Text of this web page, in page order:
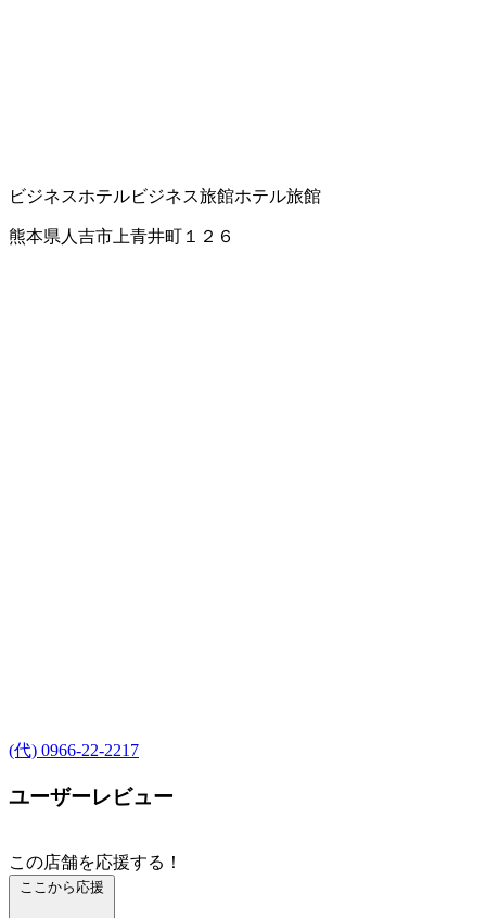
ビジネスホテルビジネス旅館ホテル旅館
熊本県人吉市上青井町１２６
(代) 0966-22-2217
ユーザーレビュー
この店舗を応援する！
ここから応援